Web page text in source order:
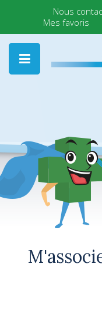
Nous
Mes favoris